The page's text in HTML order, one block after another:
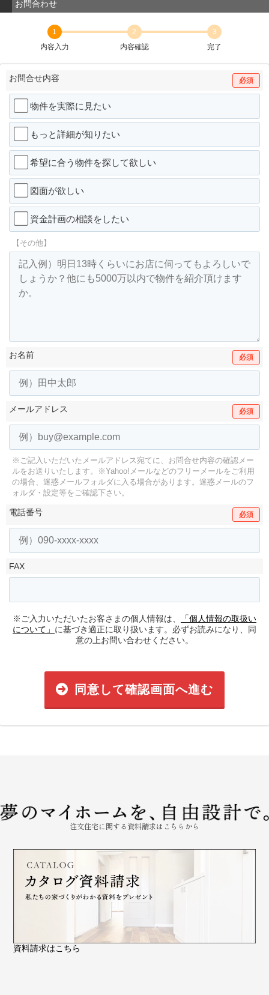
お問合わせ
1
内容入力
2
内容確認
3
完了
お問合せ内容 必須
物件を実際に見たい
もっと詳細が知りたい
希望に合う物件を探して欲しい
図面が欲しい
資金計画の相談をしたい
【その他】
お名前 必須
メールアドレス 必須
※ご記入いただいたメールアドレス宛てに、お問合せ内容の確認メー
ルをお送りいたします。
※Yahoo!メールなどのフリーメールをご利用
の場合、迷惑メールフォルダに入る場合があります。 迷惑メールのフ
ォルダ・設定等をご確認下さい。
電話番号 必須
FAX
※ご入力いただいたお客さまの個人情報は、
「個人情報の取扱い
について」 に基づき適正に取り扱います。必ずお読みになり、同
意の上お問い合わせください。
同意して確認画面へ進む
注文住宅に関する資料請求はこちらから
資料請求はこちら